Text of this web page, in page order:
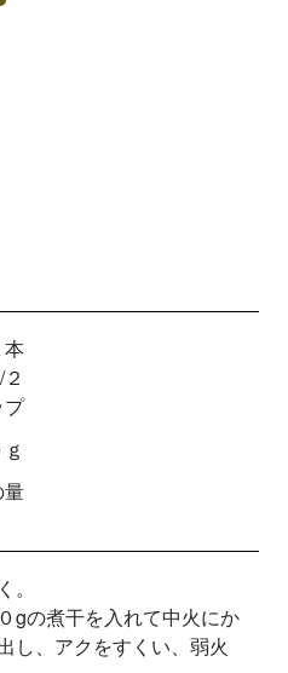
本
プ
量
gの煮干を入れて中火にか
し、アクをすくい、弱火